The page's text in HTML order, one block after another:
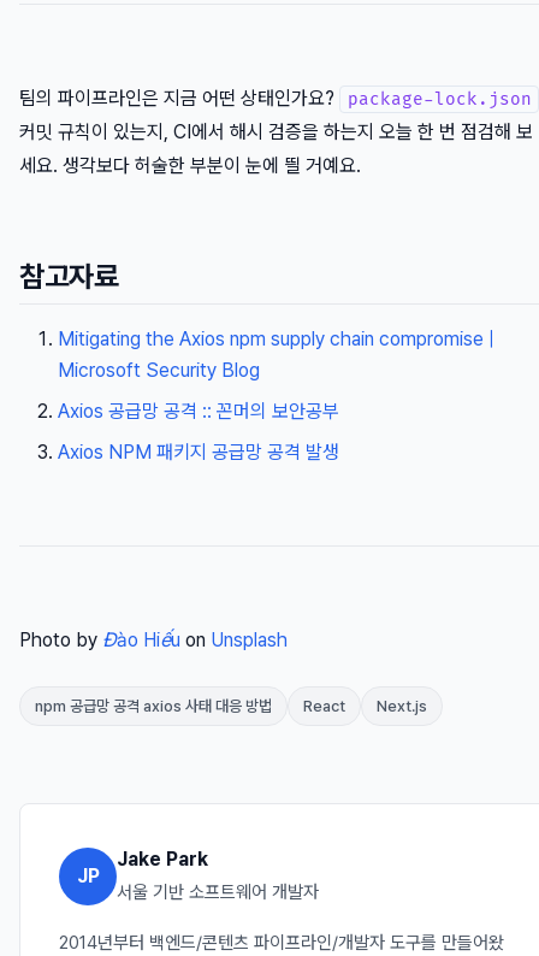
팀의 파이프라인은 지금 어떤 상태인가요? package-lock.json
커밋 규칙이 있는지, CI에서 해시 검증을 하는지 오늘 한 번 점검해 보
세요. 생각보다 허술한 부분이 눈에 띌 거예요.
참고자료
Mitigating the Axios npm supply chain compromise |
Microsoft Security Blog
Axios 공급망 공격 :: 꼰머의 보안공부
Axios NPM 패키지 공급망 공격 발생
Photo by Đào Hiếu on Unsplash
npm 공급망 공격 axios 사태 대응 방법 React Next.js
JP
Jake Park
서울 기반 소프트웨어 개발자
2014년부터 백엔드/콘텐츠 파이프라인/개발자 도구를 만들어왔